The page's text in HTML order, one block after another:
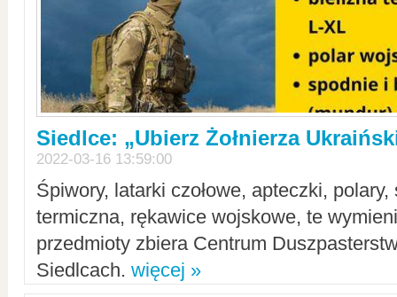
Siedlce: „Ubierz Żołnierza
2022-03-16 13:59:00
Śpiwory, latarki czołowe, apteczki,
termiczna, rękawice wojskowe, te
przedmioty zbiera Centrum
Siedlcach. więcej »